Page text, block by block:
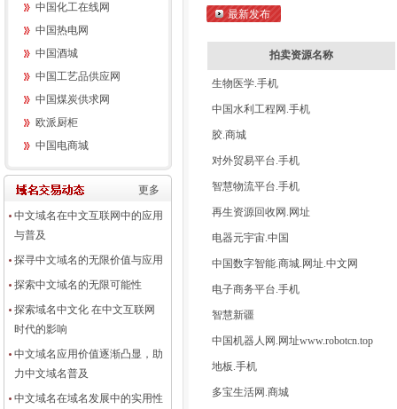
中国化工在线网
中国热电网
中国酒城
中国工艺品供应网
中国煤炭供求网
欧派厨柜
中国电商城
更多
中文域名在中文互联网中的应用
与普及
探寻中文域名的无限价值与应用
探索中文域名的无限可能性
探索域名中文化 在中文互联网
时代的影响
中文域名应用价值逐渐凸显，助
力中文域名普及
中文域名在域名发展中的实用性
最新发布
拍卖资源名称
生物医学.手机
中国水利工程网.手机
胶.商城
对外贸易平台.手机
智慧物流平台.手机
再生资源回收网.网址
电器元宇宙.中国
中国数字智能.商城.网址.中文网
电子商务平台.手机
智慧新疆
中国机器人网.网址www.robotcn.top
地板.手机
多宝生活网.商城